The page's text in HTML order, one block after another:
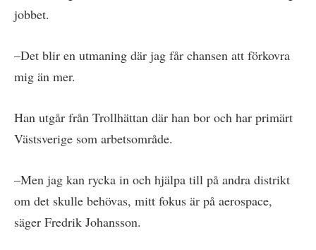
jobbet.
–Det blir en utmaning där jag får chansen att förkovra
mig än mer.
Han utgår från Trollhättan där han bor och har primärt
Västsverige som arbetsområde.
–Men jag kan rycka in och hjälpa till på andra distrikt
om det skulle behövas, mitt fokus är på aerospace,
säger Fredrik Johansson.